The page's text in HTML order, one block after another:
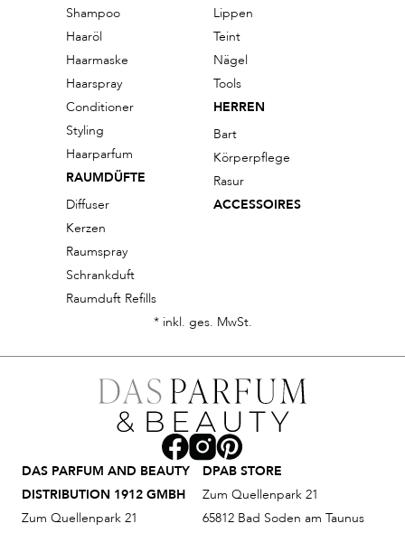
Shampoo
Haaröl
Haarmaske
Haarspray
Conditioner
Styling
Haarparfum
RAUMDÜFTE
Diffuser
Kerzen
Raumspray
Schrankduft
Raumduft Refills
Lippen
Teint
Nägel
Tools
HERREN
Bart
Körperpflege
Rasur
ACCESSOIRES
* inkl. ges. MwSt.
DAS PARFUM AND BEAUTY
DISTRIBUTION 1912 GMBH
Zum Quellenpark 21
DPAB STORE
Zum Quellenpark 21
65812 Bad Soden am Taunus